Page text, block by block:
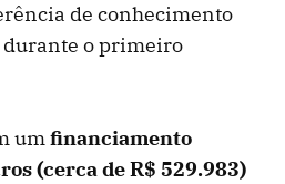
de conhecimento
durante o primeiro
umfinanciamento
(cerca de R$ 529.983)